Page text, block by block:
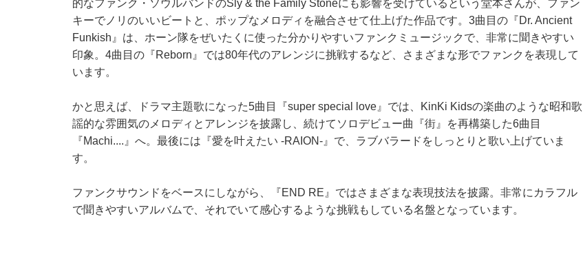
的なファンク・ソウルバンドのSly & the Family Stoneにも影響を受けているという堂本さんが、ファン
キーでノリのいいビートと、ポップなメロディを融合させて仕上げた作品です。3曲目の『Dr. Ancient
Funkish』は、ホーン隊をぜいたくに使った分かりやすいファンクミュージックで、非常に聞きやすい
印象。4曲目の『Reborn』では80年代のアレンジに挑戦するなど、さまざまな形でファンクを表現して
います。
かと思えば、ドラマ主題歌になった5曲目『super special love』では、KinKi Kidsの楽曲のような昭和歌
謡的な雰囲気のメロディとアレンジを披露し、続けてソロデビュー曲『街』を再構築した6曲目
『Machi....』へ。最後には『愛を叶えたい -RAION-』で、ラブバラードをしっとりと歌い上げていま
す。
ファンクサウンドをベースにしながら、『END RE』ではさまざまな表現技法を披露。非常にカラフル
で聞きやすいアルバムで、それでいて感心するような挑戦もしている名盤となっています。